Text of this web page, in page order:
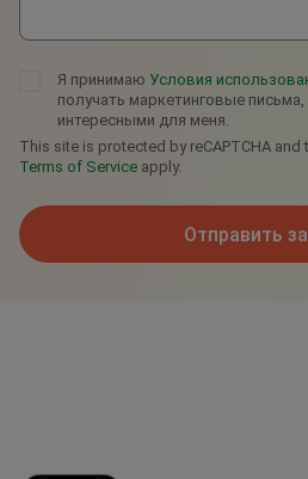
Я принимаю Условия
получать маркетинговые
интересными для меня.
This site is protected by reCAPTCHA and
Terms of Service apply.
Отправить